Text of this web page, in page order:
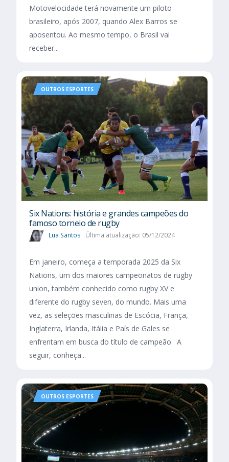
Motovelocidade terá novamente um piloto
brasileiro, após 2007, quando Alex Barros se
aposentou. Ao mesmo tempo, o Brasil vai
receber...
OUTROS ESPORTES
Six Nations​: história e grandes campeões do
famoso torneio de rugby
Lua Santos Última atualização: 05/12/2024
Em janeiro, começa a temporada 2025 da Six
Nations, um dos maiores campeonatos de rugby
union, também conhecido como rugby XV e
diferente do rugby seven, do mundo. Mais uma
vez, as seleções masculinas de Escócia, França,
Inglaterra, Irlanda, Itália e País de Gales se
enfrentam em busca do título de campeão. A
seguir, conheça...
OUTROS ESPORTES